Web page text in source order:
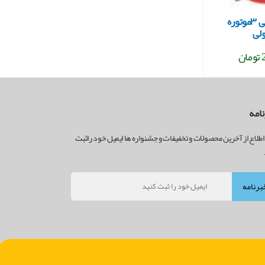
جاروبرقی صنعتی ۳موتوره
از آخرین محصولات و تخفیفات و جشنواره ها ایمیل خود راثبت